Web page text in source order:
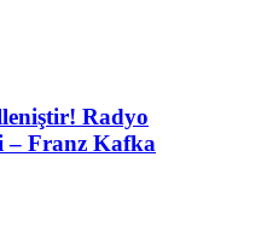
Radyo
– Franz Kafka